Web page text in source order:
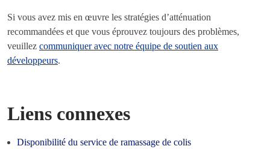
Si vous avez mis en œuvre les stratégies d’atténuation
recommandées et que vous éprouvez toujours des problèmes,
veuillez communiquer avec notre équipe de soutien aux
développeurs.
Liens connexes
Disponibilité du service de ramassage de colis